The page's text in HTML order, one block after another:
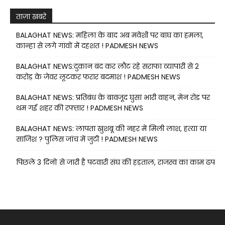
ताज़ा खबरे
BALAGHAT NEWS: महिला के बाद अब मवेशी पर बाघ का हमला,
कान्हा से लगे गांवों में दहशत ! PADMESH NEWS
BALAGHAT NEWS:दुकान बंद कर लौट रहे सराफा व्यापारी से 2
करोड़ के जेवर लूटकर फरार बदमाश ! PADMESH NEWS
BALAGHAT NEWS: प्रतिबंध के बावजूद घुसा भारी वाहन, मेन रोड पर
थम गई शहर की रफ्तार ! PADMESH NEWS
BALAGHAT NEWS: लापता खुशबू की नहर में मिली लाश, हत्या या
साजिश ? पुलिस जांच में जुटी ! PADMESH NEWS
पिछले 3 दिनों से जारी है पटवारी संघ की हड़ताल, राजस्व का काम ढप